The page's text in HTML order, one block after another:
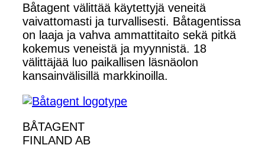
Båtagent välittää käytettyjä veneitä
vaivattomasti ja turvallisesti. Båtagentissa
on laaja ja vahva ammattitaito sekä pitkä
kokemus veneistä ja myynnistä. 18
välittäjää luo paikallisen läsnäolon
kansainvälisillä markkinoilla.
BÅTAGENT
FINLAND AB